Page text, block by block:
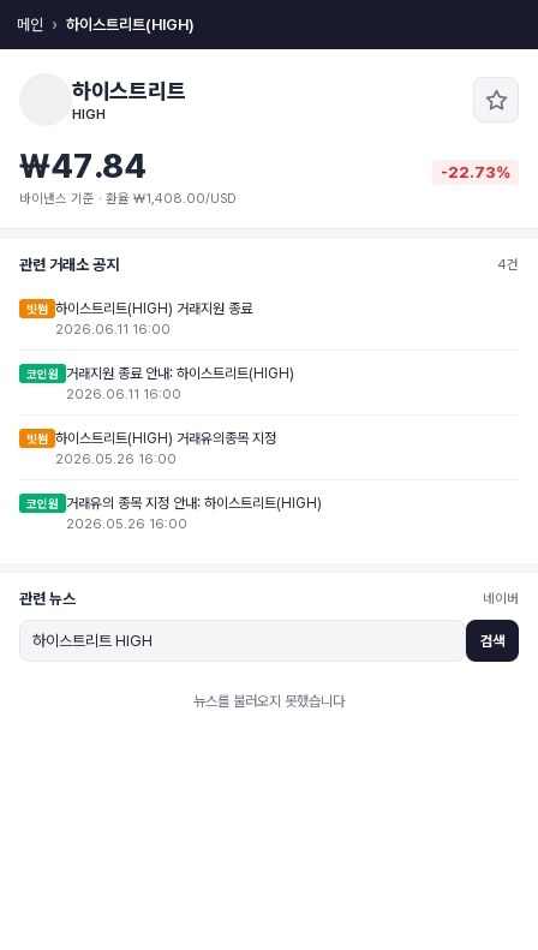
메인 하이스트리트(HIGH)
하이스트리트
HIGH
₩47.84 -22.73%
바이낸스 기준 · 환율 ₩1,408.00/USD
관련 거래소 공지 4건
빗썸 하이스트리트(HIGH) 거래지원 종료
2026.06.11 16:00
코인원 거래지원 종료 안내: 하이스트리트(HIGH)
2026.06.11 16:00
빗썸 하이스트리트(HIGH) 거래유의종목 지정
2026.05.26 16:00
코인원 거래유의 종목 지정 안내: 하이스트리트(HIGH)
2026.05.26 16:00
관련 뉴스 네이버
검색
뉴스를 불러오지 못했습니다